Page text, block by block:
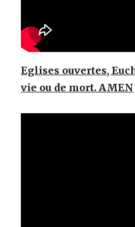
Eglises ouvertes,
vie ou de mort. AMEN